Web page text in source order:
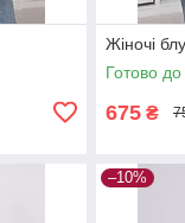
Жіночі
Готово до
675 ₴
–10%